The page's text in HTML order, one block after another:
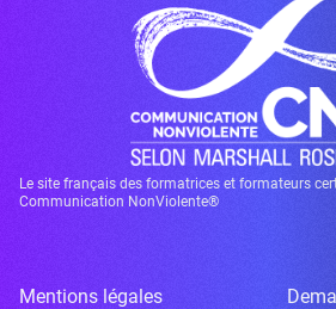
Le site français des formatrices et formateurs
Communication NonViolente®
Mentions légales